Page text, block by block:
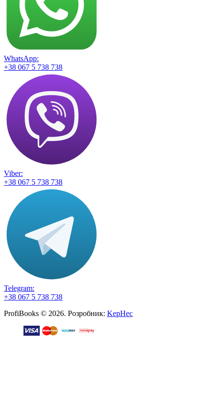
WhatsApp:
+38 067 5 738 738
Viber:
+38 067 5 738 738
Telegram:
+38 067 5 738 738
ProfiBooks © 2026. Розробник: KepHec